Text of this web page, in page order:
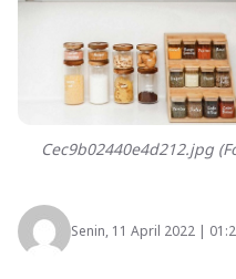
Cec9b02440e4d212.jpg
Senin, 11 April 2022 |